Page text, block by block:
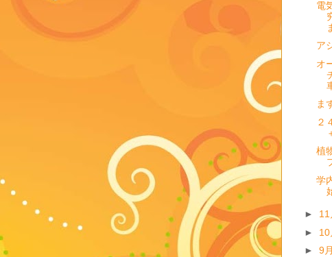
電
ア
オ
ま
２
植
学
► 11
► 10
► 9月